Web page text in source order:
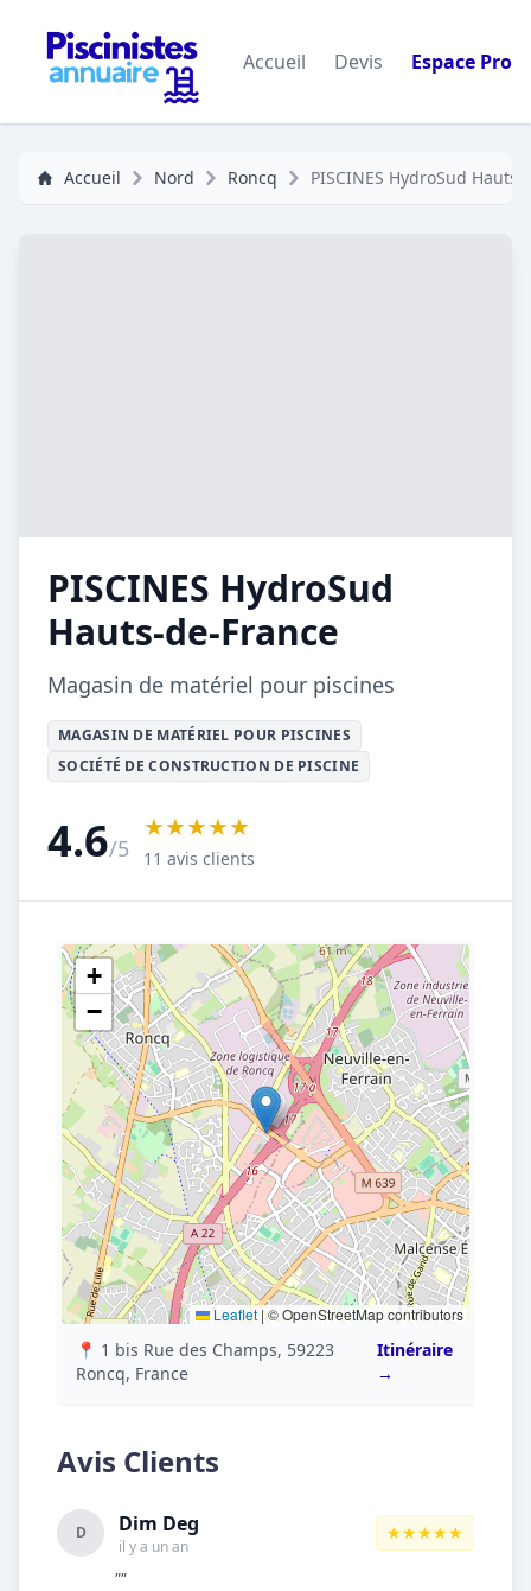
Accueil Devis Espace Pro
Accueil Nord Roncq PISCINES HydroSud
PISCINES HydroSud
Hauts-de-France
Magasin de matériel pour piscines
MAGASIN DE MATÉRIEL POUR PISCINES
SOCIÉTÉ DE CONSTRUCTION DE PISCINE
4.6/5
★★★★★
11 avis clients
+
−
Leaflet|© OpenStreetMap contributors
📍 1 bis Rue des Champs, 59223
Roncq, France
Itinéraire
→
Avis Clients
D Dim Deg
il y a un an
★★★★★
""